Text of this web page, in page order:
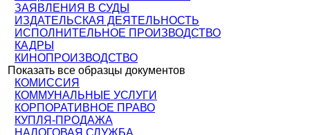
ЗАЯВЛЕНИЯ В СУДЫ
ИЗДАТЕЛЬСКАЯ ДЕЯТЕЛЬНОСТЬ
ИСПОЛНИТЕЛЬНОЕ ПРОИЗВОДСТВО
КАДРЫ
КИНОПРОИЗВОДСТВО
Показать все образцы документов
КОМИССИЯ
КОММУНАЛЬНЫЕ УСЛУГИ
КОРПОРАТИВНОЕ ПРАВО
КУПЛЯ-ПРОДАЖА
НАЛОГОВАЯ СЛУЖБА